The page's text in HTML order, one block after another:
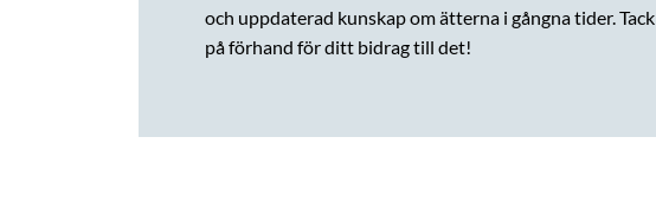
och uppdaterad kunskap om ätterna i gångna tider. Tack
på förhand för ditt bidrag till det!